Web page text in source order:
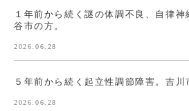
１年前から続く謎の体調不良、自律神
谷市の方。
2026.06.28
５年前から続く起立性調節障害。吉川
2026.06.28